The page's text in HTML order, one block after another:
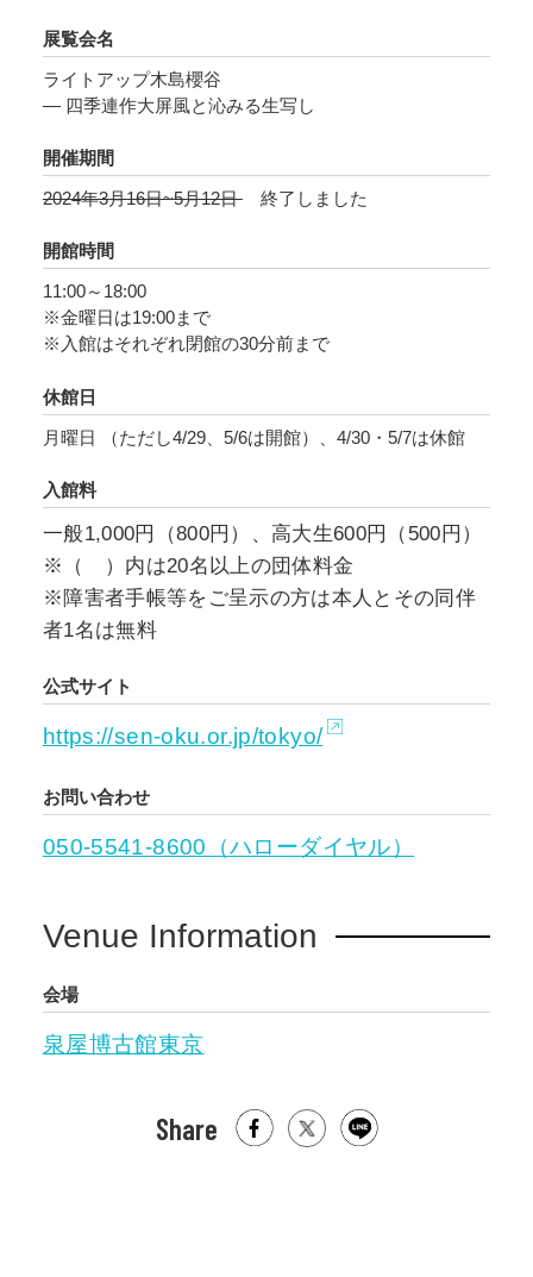
めに櫻谷は、“技巧派”とか“大正の呉春”と
か、“最後の四条派”などと称されましたが、櫻
谷の真骨頂は、それに収まらない極めて近代的
なもので、古典画題に時代を超越する現代性を
与え、リアルな人間的な感情を繰り込んでいま
す。絵の中の花鳥動物たちは櫻谷の筆を通して
息を吹き返し、生き生きと輝きはじめ、とりわ
け、動物が折節にみせる豊かな表情が観る者の
心に沁みます。江戸時代中期京都で生まれた円
山四条派の代表的な画家たちによる花鳥画表現
ょううつし）」表現の特質をライトアップしま
す（泉屋博古館東京のみ開催）。
展覧会名
ライトアップ木島櫻谷
― 四季連作大屏風と沁みる生写し
開催期間
2024年3月16日~5月12日
終了しました
開館時間
11:00～18:00
※金曜日は19:00まで
※入館はそれぞれ閉館の30分前まで
休館日
月曜日 （ただし4/29、5/6は開館）、4/30・5/7は休館
入館料
一般1,000円（800円）、高大生600円（500円）
※（ ）内は20名以上の団体料金
※障害者手帳等をご呈示の方は本人とその同伴
者1名は無料
公式サイト
https://sen-oku.or.jp/tokyo/
お問い合わせ
050-5541-8600（ハローダイヤル）
Venue Information
会場
泉屋博古館東京
Share